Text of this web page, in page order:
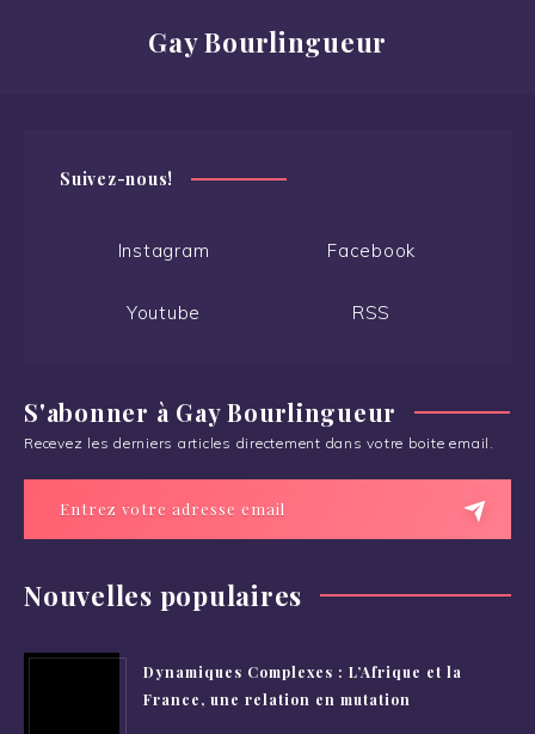
Gay Bourlingueur
Suivez-nous!
Instagram Facebook
Youtube RSS
S'abonner à Gay Bourlingueur
Recevez les derniers articles directement dans votre boite email.
Nouvelles populaires
Dynamiques Complexes : L’Afrique et la
France, une relation en mutation